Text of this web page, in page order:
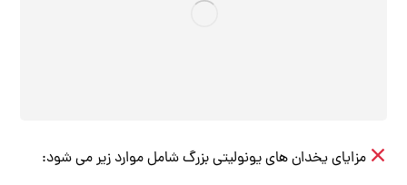
مزایای یخدان های یونولیتی بزرگ شامل موارد زیر می شود: